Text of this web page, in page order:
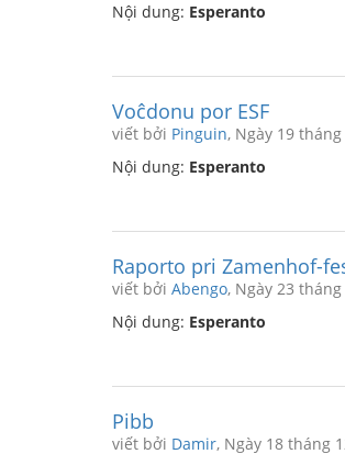
Nội dung: Esperanto
Voĉdonu por ESF
viết bởi Pinguin, Ngày 19
Nội dung: Esperanto
Raporto pri Zamenhof-
viết bởi Abengo, Ngày 23
Nội dung: Esperanto
Pibb
viết bởi Damir, Ngày 18 tháng